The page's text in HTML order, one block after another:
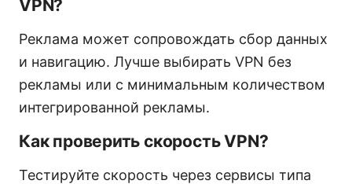
VPN?
Реклама может сопровождать сбор данных
и навигацию. Лучше выбирать VPN без
рекламы или с минимальным количеством
интегрированной рекламы.
Как проверить скорость VPN?
Тестируйте скорость через сервисы типа